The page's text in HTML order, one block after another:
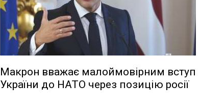
Макрон вважає малоймовірним вступ
України до НАТО через позицію росії